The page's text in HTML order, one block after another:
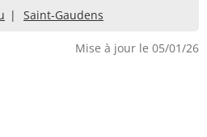
Saint-Gaudens
Mise à jour le 05/01/26